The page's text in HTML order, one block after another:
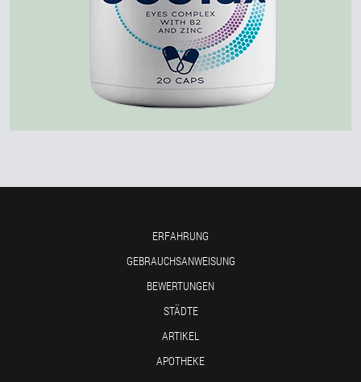
ERFAHRUNG
GEBRAUCHSANWEISUNG
BEWERTUNGEN
STÄDTE
ARTIKEL
APOTHEKE